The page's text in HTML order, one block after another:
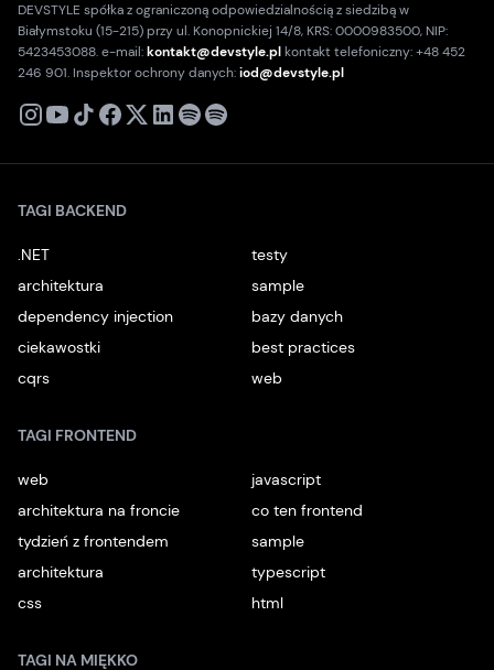
DEVSTYLE spółka z ograniczoną odpowiedzialnością z siedzibą w
Białymstoku (15-215) przy ul. Konopnickiej 14/8, KRS: 0000983500, NIP:
5423453088. e-mail:kontakt@devstyle.plkontakt telefoniczny: +48 452
246 901. Inspektor ochrony danych:iod@devstyle.pl
X
TAGI BACKEND
.NET
testy
architektura
sample
dependency injection
bazy danych
ciekawostki
best practices
cqrs
web
TAGI FRONTEND
web
javascript
architektura na froncie
co ten frontend
tydzień z frontendem
sample
architektura
typescript
css
html
TAGI NA MIĘKKO